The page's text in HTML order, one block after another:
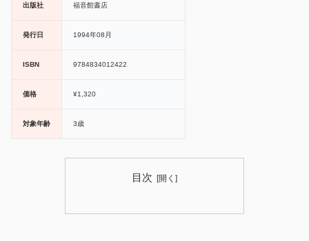
出版社 福音館書店
発行日 1994年08月
ISBN 9784834012422
価格 ¥1,320
対象年齢 3歳
目次